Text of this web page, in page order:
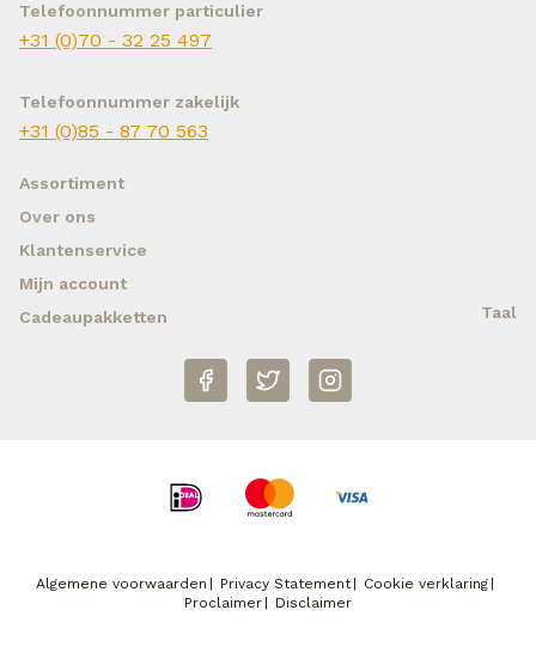
Assortiment
Over ons
Klantenservice
Mijn account
Cadeaupakketten
Telefoonnummer particulier
+31 (0)70 - 32 25 497
Telefoonnummer zakelijk
+31 (0)85 - 87 70 563
Taal
Algemene voorwaarden Privacy Statement
Cookie verklaring
Proclaimer
Disclaimer